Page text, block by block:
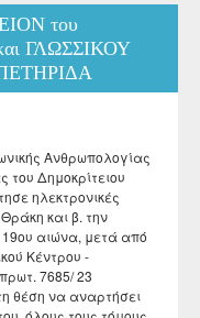
Ανθρωπολογίας
του
ΓΛΩΣΣΙΚΟΥ
Ανθρωπολογίας
του Δημοκρίτειου
ηλεκτρονικές
και β. την
αιώνα, μετά από
Κέντρου -
7685/ 23
θέση να αναρτήσει